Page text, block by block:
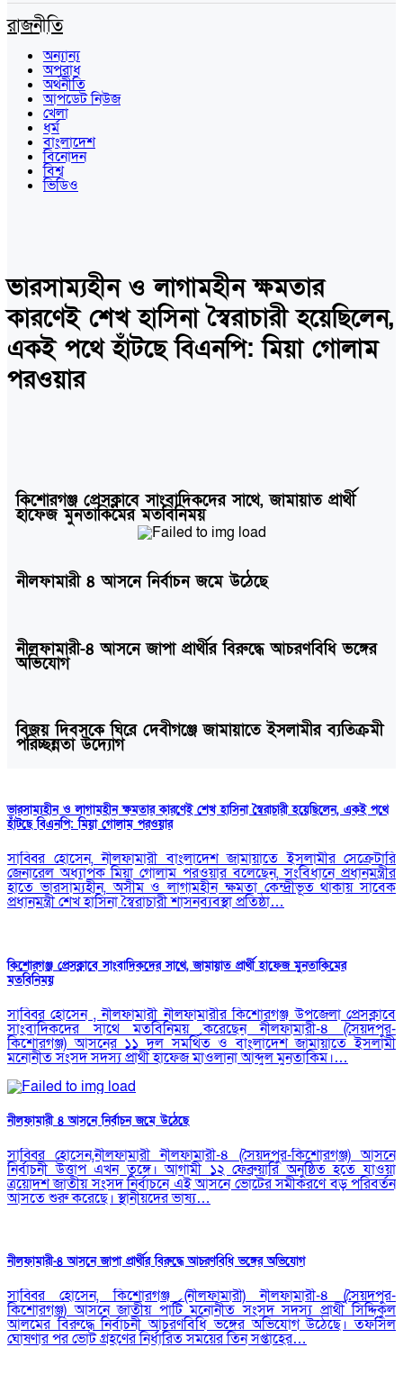
রাজনীতি
অন্যান্য
অপরাধ
অর্থনীতি
আপডেট নিউজ
খেলা
ধর্ম
বাংলাদেশ
বিনোদন
বিশ্ব
ভিডিও
ভারসাম্যহীন ও লাগামহীন ক্ষমতার
কারণেই শেখ হাসিনা স্বৈরাচারী হয়েছিলেন,
একই পথে হাঁটছে বিএনপি: মিয়া গোলাম
পরওয়ার
কিশোরগঞ্জ প্রেসক্লাবে সাংবাদিকদের সাথে, জামায়াত প্রার্থী
হাফেজ মুনতাকিমের মতবিনিময়
নীলফামারী ৪ আসনে নির্বাচন জমে উঠেছে
নীলফামারী-৪ আসনে জাপা প্রার্থীর বিরুদ্ধে আচরণবিধি ভঙ্গের
অভিযোগ
বিজয় দিবসকে ঘিরে দেবীগঞ্জে জামায়াতে ইসলামীর ব্যতিক্রমী
পরিচ্ছন্নতা উদ্যোগ
ভারসাম্যহীন ও লাগামহীন ক্ষমতার কারণেই শেখ হাসিনা স্বৈরাচারী হয়েছিলেন, একই পথে
হাঁটছে বিএনপি: মিয়া গোলাম পরওয়ার
সাব্বির হোসেন, নীলফামারী বাংলাদেশ জামায়াতে ইসলামীর সেক্রেটারি
জেনারেল অধ্যাপক মিয়া গোলাম পরওয়ার বলেছেন, সংবিধানে প্রধানমন্ত্রীর
হাতে ভারসাম্যহীন, অসীম ও লাগামহীন ক্ষমতা কেন্দ্রীভূত থাকায় সাবেক
প্রধানমন্ত্রী শেখ হাসিনা স্বৈরাচারী শাসনব্যবস্থা প্রতিষ্ঠা…
কিশোরগঞ্জ প্রেসক্লাবে সাংবাদিকদের সাথে, জামায়াত প্রার্থী হাফেজ মুনতাকিমের
মতবিনিময়
সাব্বির হোসেন , নীলফামারী নীলফামারীর কিশোরগঞ্জ উপজেলা প্রেসক্লাবে
সাংবাদিকদের সাথে মতবিনিময় করেছেন নীলফামারী-৪ (সৈয়দপুর-
কিশোরগঞ্জ) আসনের ১১ দল সমর্থিত ও বাংলাদেশ জামায়াতে ইসলামী
মনোনীত সংসদ সদস্য প্রার্থী হাফেজ মাওলানা আব্দুল মুনতাকিম।…
নীলফামারী ৪ আসনে নির্বাচন জমে উঠেছে
সাব্বির হোসেন,নীলফামারী ​নীলফামারী-৪ (সৈয়দপুর-কিশোরগঞ্জ) আসনে
নির্বাচনী উত্তাপ এখন তুঙ্গে। আগামী ১২ ফেব্রুয়ারি অনুষ্ঠিত হতে যাওয়া
ত্রয়োদশ জাতীয় সংসদ নির্বাচনে এই আসনে ভোটের সমীকরণে বড় পরিবর্তন
আসতে শুরু করেছে। স্থানীয়দের ভাষ্য…
নীলফামারী-৪ আসনে জাপা প্রার্থীর বিরুদ্ধে আচরণবিধি ভঙ্গের অভিযোগ
সাব্বির হোসেন, কিশোরগঞ্জ (নীলফামারী) নীলফামারী-৪ (সৈয়দপুর-
কিশোরগঞ্জ) আসনে জাতীয় পার্টি মনোনীত সংসদ সদস্য প্রার্থী সিদ্দিকুল
আলমের বিরুদ্ধে নির্বাচনী আচরণবিধি ভঙ্গের অভিযোগ উঠেছে। তফসিল
ঘোষণার পর ভোট গ্রহণের নির্ধারিত সময়ের তিন সপ্তাহের…